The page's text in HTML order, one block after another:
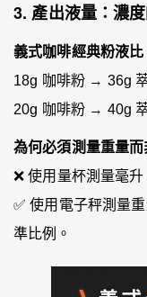
3. 產出液量：濃
義式咖啡經典粉液
18g 咖啡粉 → 36g
20g 咖啡粉 → 40g
為何必須測量重量而
❌ 使用量杯測量毫
✅ 使用電子秤測量
準比例。